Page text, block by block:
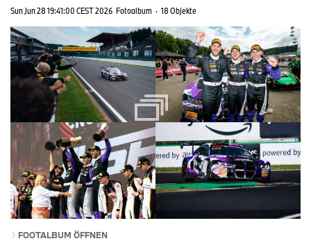
Sun Jun 28 19:41:00 CEST 2026 Fotoalbum · 18 Objekte
FOOTALBUM ÖFFNEN